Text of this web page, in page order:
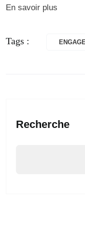
En savoir plus
Tags :
Recherche